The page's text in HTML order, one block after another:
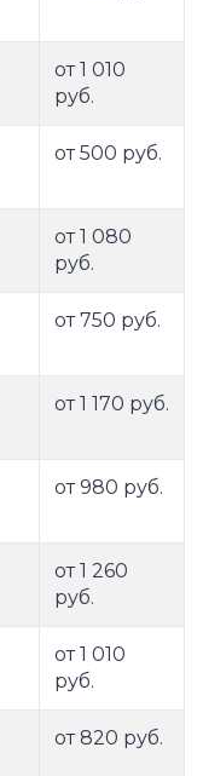
от 1 010
руб.
от 500 руб.
от 1 080
руб.
от 750 руб.
от 1 170 руб.
от 980 руб.
от 1 260
руб.
от 1 010
руб.
от 820 руб.